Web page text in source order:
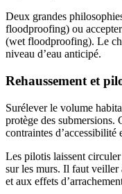
Deux grandes
floodproofing) ou
(wet floodproofing). Le
niveau d’eau anticipé.
Rehaussement et
Surélever le volume
protège des submersions.
contraintes d’accessibilité
Les pilotis laissent
sur les murs. Il faut veiller
et aux effets